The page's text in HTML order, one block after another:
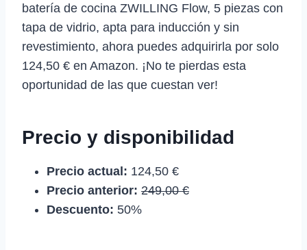
batería de cocina ZWILLING Flow, 5 piezas con
tapa de vidrio, apta para inducción y sin
revestimiento, ahora puedes adquirirla por solo
124,50 € en Amazon. ¡No te pierdas esta
oportunidad de las que cuestan ver!
Precio y disponibilidad
Precio actual: 124,50 €
Precio anterior: 249,00 €
Descuento: 50%